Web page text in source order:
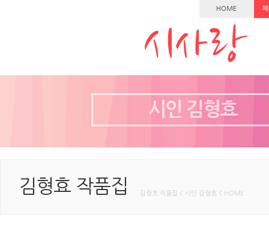
HOME
시인 김형효
김형효 작품집 김형효 작품집 < 시인 김형효 < HOME